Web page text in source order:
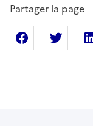
Partager la page
Partager